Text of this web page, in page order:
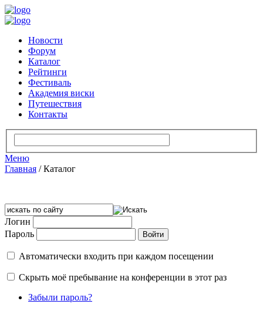
Новости
Форум
Каталог
Рейтинги
Фестиваль
Академия виски
Путешествия
Контакты
Меню
Главная /Каталог
Логин
Пароль
Автоматически входить при каждом посещении
Скрыть моё пребывание на конференции в этот раз
Забыли пароль?